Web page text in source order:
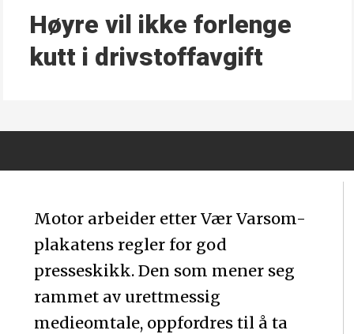
Høyre vil ikke forlenge
kutt i drivstoffavgift
Motor arbeider etter Vær Varsom-
plakatens regler for god
presseskikk. Den som mener seg
rammet av urettmessig
medieomtale, oppfordres til å ta